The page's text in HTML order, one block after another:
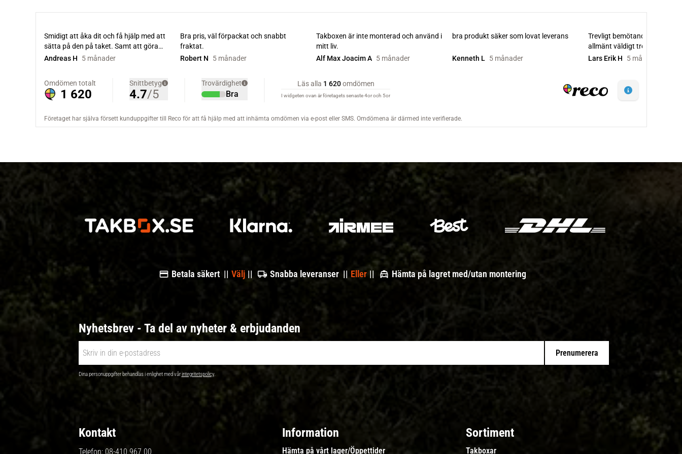
Betala säkert || Välj || Snabba leveranser || Eller || Hämta på lagret med/utan montering
Nyhetsbrev - Ta del av nyheter & erbjudanden
Prenumerera
Dina personuppgifter behandlas i enlighet med vårintegritetspolicy.
Kontakt
Telefon: 08-410 967 00
Information
Hämta på vårt lager/Öppettider
Sortiment
Takboxar